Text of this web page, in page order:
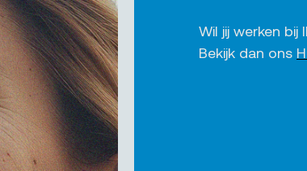
Wil jij werken bij
Bekijk dan ons